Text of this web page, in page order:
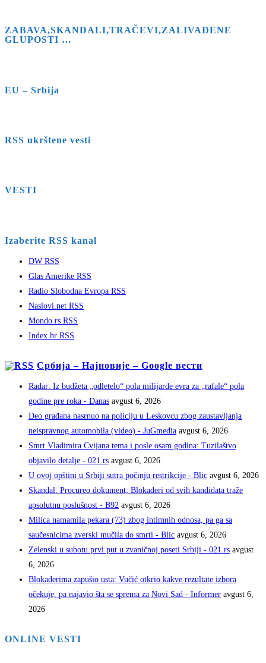
ZABAVA,SKANDALI,TRAČEVI,ZALIVAĐENE
GLUPOSTI …
EU – Srbija
RSS ukrštene vesti
VESTI
Izaberite RSS kanal
DW RSS
Glas Amerike RSS
Radio Slobodna Evropa RSS
Naslovi.net RSS
Mondo.rs RSS
Index.hr RSS
Србија – Најновије – Google вести
Radar: Iz budžeta „odletelo“ pola milijarde evra za „rafale“ pola
godine pre roka - Danas avgust 6, 2026
Deo građana nasrnuo na policiju u Leskovcu zbog zaustavljanja
neispravnog automobila (video) - JuGmedia avgust 6, 2026
Smrt Vladimira Cvijana tema i posle osam godina: Tuzilaštvo
objavilo detalje - 021.rs avgust 6, 2026
U ovoj opštini u Srbiji sutra počinju restrikcije - Blic avgust 6, 2026
Skandal: Procureo dokument; Blokaderi od svih kandidata traže
apsolutnu poslušnost - B92 avgust 6, 2026
Milica namamila pekara (73) zbog intimnih odnosa, pa ga sa
saučesnicima zverski mučila do smrti - Blic avgust 6, 2026
Zelenski u subotu prvi put u zvaničnoj poseti Srbiji - 021.rs avgust
6, 2026
Blokaderima zapušio usta: Vučić otkrio kakve rezultate izbora
očekuje, pa najavio šta se sprema za Novi Sad - Informer avgust 6,
2026
ONLINE VESTI